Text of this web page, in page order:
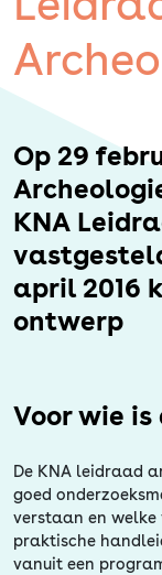
Op 29
KNA
april 2016
ontwerp
Voor wie
De KNA leidraad
goed
verstaan en welke
praktische
vanuit een